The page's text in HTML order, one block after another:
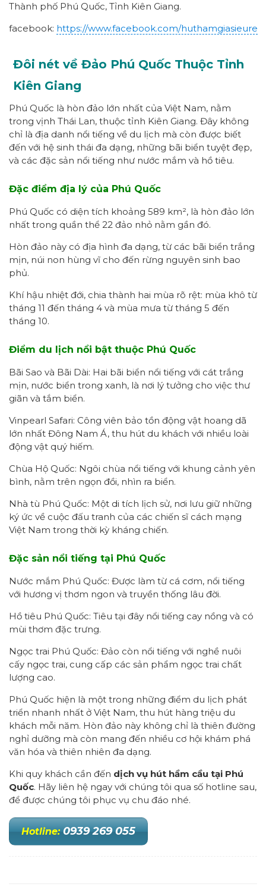
Thành phố Phú Quốc, Tỉnh Kiên Giang.
facebook: https://www.facebook.com/huthamgiasieure
Đôi nét về Đảo Phú Quốc Thuộc Tỉnh
Kiên Giang
Phú Quốc là hòn đảo lớn nhất của Việt Nam, nằm
trong vịnh Thái Lan, thuộc tỉnh Kiên Giang. Đây không
chỉ là địa danh nổi tiếng về du lịch mà còn được biết
đến với hệ sinh thái đa dạng, những bãi biển tuyệt đẹp,
và các đặc sản nổi tiếng như nước mắm và hồ tiêu.
Đặc điểm địa lý của Phú Quốc
Phú Quốc có diện tích khoảng 589 km², là hòn đảo lớn
nhất trong quần thể 22 đảo nhỏ nằm gần đó.
Hòn đảo này có địa hình đa dạng, từ các bãi biển trắng
mịn, núi non hùng vĩ cho đến rừng nguyên sinh bao
phủ.
Khí hậu nhiệt đới, chia thành hai mùa rõ rệt: mùa khô từ
tháng 11 đến tháng 4 và mùa mưa từ tháng 5 đến
tháng 10.
Điểm du lịch nổi bật thuộc Phú Quốc
Bãi Sao và Bãi Dài: Hai bãi biển nổi tiếng với cát trắng
mịn, nước biển trong xanh, là nơi lý tưởng cho việc thư
giãn và tắm biển.
Vinpearl Safari: Công viên bảo tồn động vật hoang dã
lớn nhất Đông Nam Á, thu hút du khách với nhiều loài
động vật quý hiếm.
Chùa Hộ Quốc: Ngôi chùa nổi tiếng với khung cảnh yên
bình, nằm trên ngọn đồi, nhìn ra biển.
Nhà tù Phú Quốc: Một di tích lịch sử, nơi lưu giữ những
ký ức về cuộc đấu tranh của các chiến sĩ cách mạng
Việt Nam trong thời kỳ kháng chiến.
Đặc sản nổi tiếng tại Phú Quốc
Nước mắm Phú Quốc: Được làm từ cá cơm, nổi tiếng
với hương vị thơm ngon và truyền thống lâu đời.
Hồ tiêu Phú Quốc: Tiêu tại đây nổi tiếng cay nồng và có
mùi thơm đặc trưng.
Ngọc trai Phú Quốc: Đảo còn nổi tiếng với nghề nuôi
cấy ngọc trai, cung cấp các sản phẩm ngọc trai chất
lượng cao.
Phú Quốc hiện là một trong những điểm du lịch phát
triển nhanh nhất ở Việt Nam, thu hút hàng triệu du
khách mỗi năm. Hòn đảo này không chỉ là thiên đường
nghỉ dưỡng mà còn mang đến nhiều cơ hội khám phá
văn hóa và thiên nhiên đa dạng.
Khi quy khách cần đến dịch vụ hút hầm cầu tại Phú
Quốc. Hãy liên hệ ngay với chúng tôi qua số hotline sau,
để được chúng tôi phục vụ chu đáo nhé.
Hotline:0939 269 055